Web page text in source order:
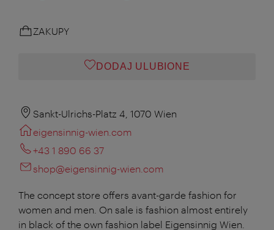
ZAKUPY
DODAJ ULUBIONE
Sankt-Ulrichs-Platz 4, 1070 Wien
eigensinnig-wien.com
+43 1 890 66 37
shop@eigensinnig-wien.com
The concept store offers avant-garde fashion for
women and men. On sale is fashion almost entirely
in black of the own fashion label Eigensinnig Wien.